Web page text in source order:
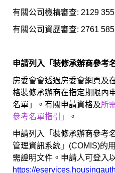
有關公司機構審查: 2129
有關公司資歷審查: 2761
申請列 入 「裝修承辦商參考
房委會會透過房委會網頁及
格裝修承辦商在指定期限內
名單」。有關申請資格及所
參考名單指引
」
。
申請列入「裝修承辦商參考
管理資訊系統」(COMIS)的
需證明文件。申請人可登入
https://